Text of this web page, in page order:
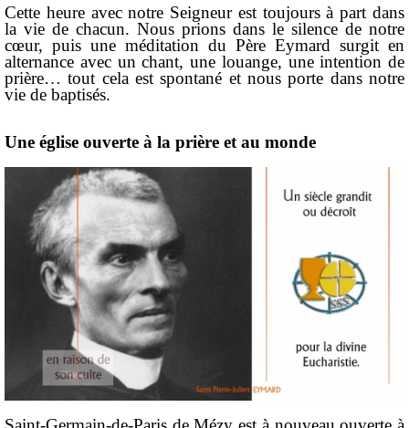
Cette heure avec notre Seigneur est toujours à part dans
la vie de chacun. Nous prions dans le silence de notre
cœur, puis une méditation du Père Eymard surgit en
alternance avec un chant, une louange, une intention de
prière… tout cela est spontané et nous porte dans notre
vie de baptisés.
Une église ouverte à la prière et au monde